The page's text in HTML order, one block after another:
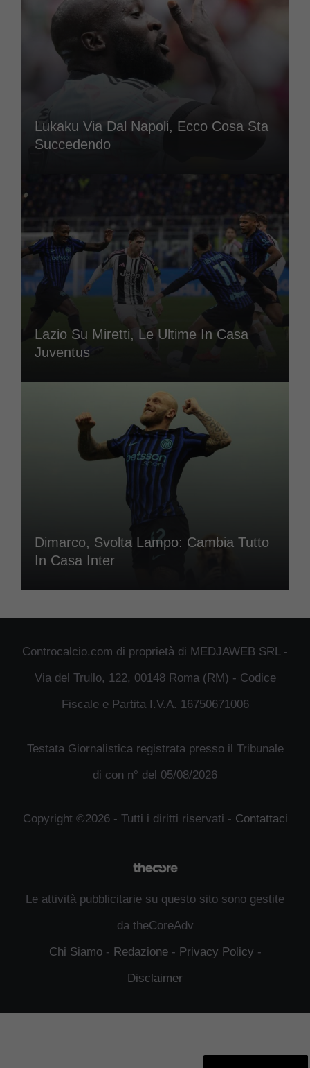
Lukaku Via Dal Napoli, Ecco Cosa Sta
Succedendo
Lazio Su Miretti, Le Ultime In Casa
Juventus
Dimarco, Svolta Lampo: Cambia Tutto
In Casa Inter
Controcalcio.com di proprietà di MEDJAWEB SRL -
Via del Trullo, 122, 00148 Roma (RM) - Codice
Fiscale e Partita I.V.A. 16750671006
Testata Giornalistica registrata presso il Tribunale
di con n° del 05/08/2026
Copyright ©2026 - Tutti i diritti riservati - Contattaci
Le attività pubblicitarie su questo sito sono gestite
da theCoreAdv
Chi Siamo- Redazione- Privacy Policy -
Disclaimer